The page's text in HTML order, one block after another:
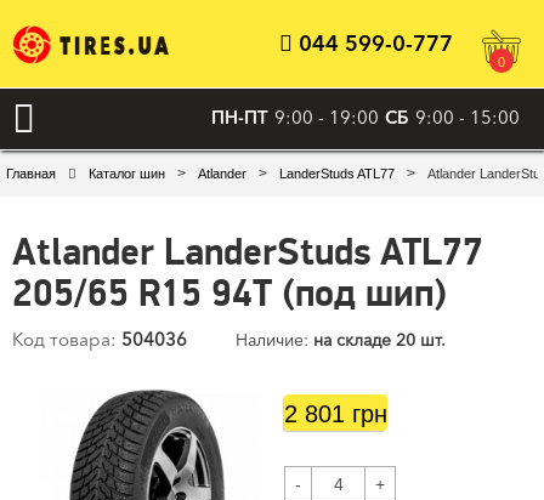
044 599-0-777
0
ПН-ПТ 9:00 - 19:00 СБ 9:00 - 15:00
Главная Каталог шин > Atlander > LanderStuds ATL77 > Atlander
Atlander LanderStuds ATL77
205/65 R15 94T (под шип)
Код товара: 504036 Наличие: на складе 20 шт.
2 801 грн
- +